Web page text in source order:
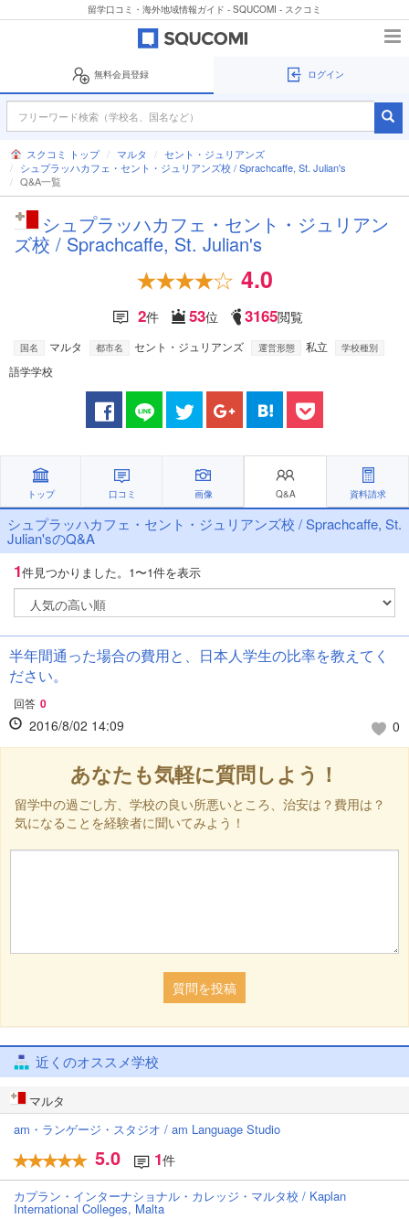
留学口コミ・海外地域情報ガイド - SQUCOMI - スクコミ
無料会員登録 ログイン
スクコミ トップ マルタ
セント・ジュリアンズ
シュプラッハカフェ・セント・ジュリアンズ校 / Sprachcaffe, St. Julian's
Q&A一覧
シュプラッハカフェ・セント・ジュリアン
ズ校 / Sprachcaffe, St. Julian's
4.0
2件 53位 3165閲覧
国名 マルタ 都市名 セント・ジュリアンズ 運営形態 私立 学校種別
語学学校
トップ 口コミ 画像 Q&A 資料請求
シュプラッハカフェ・セント・ジュリアンズ校 / Sprachcaffe, St.
Julian'sのQ&A
1件見つかりました。 1〜1件を表示
半年間通った場合の費用と、日本人学生の比率を教えてく
ださい。
回答 0
2016/8/02 14:09 0
あなたも気軽に質問しよう！
留学中の過ごし方、学校の良い所悪いところ、治安は？費用は？
気になることを経験者に聞いてみよう！
質問を投稿
近くのオススメ学校
マルタ
am・ランゲージ・スタジオ / am Language Studio
5.0 1件
カプラン・インターナショナル・カレッジ・マルタ校 / Kaplan
International Colleges, Malta